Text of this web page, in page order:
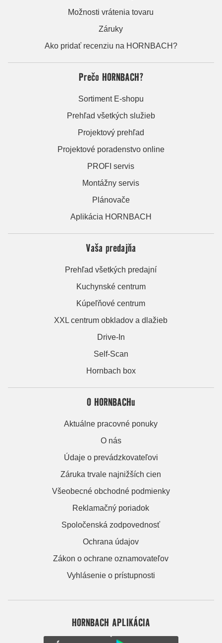
Možnosti vrátenia tovaru
Záruky
Ako pridať recenziu na HORNBACH?
Prečo HORNBACH?
Sortiment E-shopu
Prehľad všetkých služieb
Projektový prehľad
Projektové poradenstvo online
PROFI servis
Montážny servis
Plánovače
Aplikácia HORNBACH
Vaša predajňa
Prehľad všetkých predajní
Kuchynské centrum
Kúpeľňové centrum
XXL centrum obkladov a dlažieb
Drive-In
Self-Scan
Hornbach box
O HORNBACHu
Aktuálne pracovné ponuky
O nás
Údaje o prevádzkovateľovi
Záruka trvale najnižších cien
Všeobecné obchodné podmienky
Reklamačný poriadok
Spoločenská zodpovednosť
Ochrana údajov
Zákon o ochrane oznamovateľov
Vyhlásenie o prístupnosti
HORNBACH APLIKÁCIA